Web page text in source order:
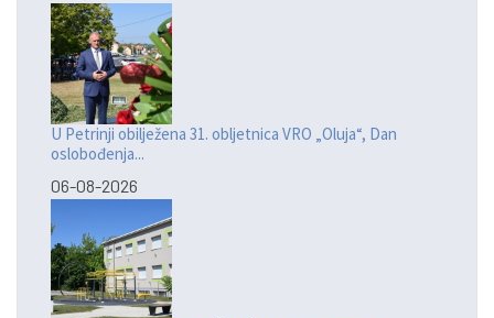
U Petrinji obilježena 31. obljetnica VRO „Oluja“, Dan
oslobođenja...
06-08-2026